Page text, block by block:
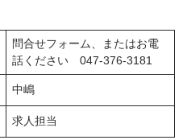
問合せフォーム、またはお電
話ください 047-376-3181
中嶋
求人担当